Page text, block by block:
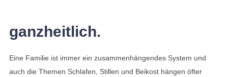
ganzheitlich.
Eine Familie ist immer ein zusammenhängendes System und
auch die Themen Schlafen, Stillen und Beikost hängen öfter